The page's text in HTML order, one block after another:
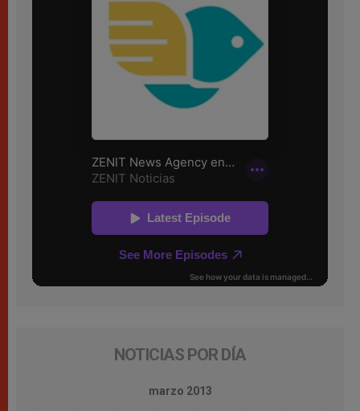
NOTICIAS POR DÍA
marzo 2013